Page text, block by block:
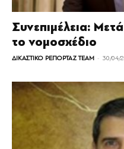
Συνεπιμέλεια:
το νομοσχέδιο
ΔΙΚΑΣΤΙΚΟ ΡΕΠΟΡΤΑΖ TEAM - 30/04/